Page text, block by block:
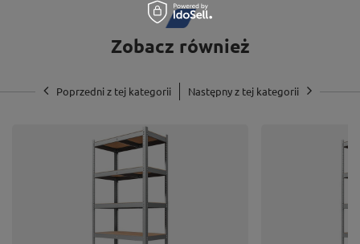
Zobacz również
Poprzedni z tej kategorii Następny z tej kategorii